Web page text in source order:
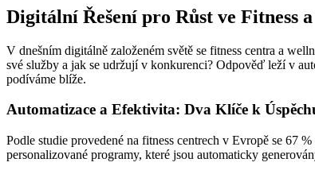
Digitální Řešení pro Růst ve Fitness
V dnešním digitálně založeném světě se fitness centra a
své služby a jak se udržují v konkurenci? Odpověď leží v
podíváme blíže.
Automatizace a Efektivita: Dva Klíče k
Podle studie provedené na fitness centrech v Evropě se 67
personalizované programy, které jsou automaticky